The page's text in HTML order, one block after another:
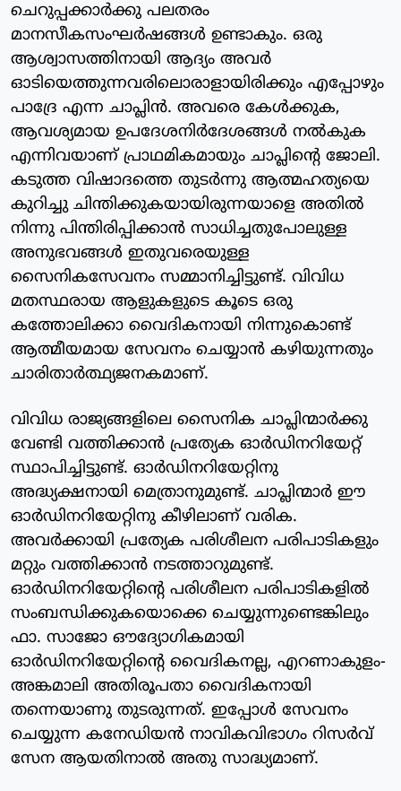
ചെറുപ്പക്കാര്‍ക്കു പലതരം
മാനസീകസംഘര്‍ഷങ്ങള്‍ ഉണ്ടാകും. ഒരു
ആശ്വാസത്തിനായി ആദ്യം അവര്‍
ഓടിയെത്തുന്നവരിലൊരാളായിരിക്കും എപ്പോഴും
പാദ്രേ എന്ന ചാപ്ലിന്‍. അവരെ കേള്‍ക്കുക,
ആവശ്യമായ ഉപദേശനിര്‍ദേശങ്ങള്‍ നല്‍കുക
എന്നിവയാണ് പ്രാഥമികമായും ചാപ്ലിന്റെ ജോലി.
കടുത്ത വിഷാദത്തെ തുടര്‍ന്നു ആത്മഹത്യയെ
കുറിച്ചു ചിന്തിക്കുകയായിരുന്നയാളെ അതില്‍
നിന്നു പിന്തിരിപ്പിക്കാന്‍ സാധിച്ചതുപോലുള്ള
അനുഭവങ്ങള്‍ ഇതുവരെയുള്ള
സൈനികസേവനം സമ്മാനിച്ചിട്ടുണ്ട്. വിവിധ
മതസ്ഥരായ ആളുകളുടെ കൂടെ ഒരു
കത്തോലിക്കാ വൈദികനായി നിന്നുകൊണ്ട്
ആത്മീയമായ സേവനം ചെയ്യാന്‍ കഴിയുന്നതും
ചാരിതാര്‍ത്ഥ്യജനകമാണ്.
വിവിധ രാജ്യങ്ങളിലെ സൈനിക ചാപ്ലിന്മാര്‍ക്കു
വേണ്ടി വത്തിക്കാന്‍ പ്രത്യേക ഓര്‍ഡിനറിയേറ്റ്
സ്ഥാപിച്ചിട്ടുണ്ട്. ഓര്‍ഡിനറിയേറ്റിനു
അദ്ധ്യക്ഷനായി മെത്രാനുമുണ്ട്. ചാപ്ലിന്മാര്‍ ഈ
ഓര്‍ഡിനറിയേറ്റിനു കീഴിലാണ് വരിക.
അവര്‍ക്കായി പ്രത്യേക പരിശീലന പരിപാടികളും
മറ്റും വത്തിക്കാന്‍ നടത്താറുമുണ്ട്.
ഓര്‍ഡിനറിയേറ്റിന്റെ പരിശീലന പരിപാടികളില്‍
സംബന്ധിക്കുകയൊക്കെ ചെയ്യുന്നുണ്ടെങ്കിലും
ഫാ. സാജോ ഔദ്യോഗികമായി
ഓര്‍ഡിനറിയേറ്റിന്റെ വൈദികനല്ല, എറണാകുളം-
അങ്കമാലി അതിരൂപതാ വൈദികനായി
തന്നെയാണു തുടരുന്നത്. ഇപ്പോള്‍ സേവനം
ചെയ്യുന്ന കനേഡിയന്‍ നാവികവിഭാഗം റിസര്‍വ്
സേന ആയതിനാല്‍ അതു സാദ്ധ്യമാണ്.